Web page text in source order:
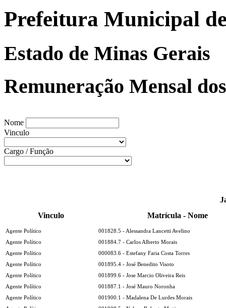
Prefeitura Municipal
Estado de Minas Gerais
Remuneração Mensal
Nome
Vinculo
Cargo / Função
Vinculo
Matrícula - Nome
Agente Político
001828.5 - Alessandra Lancetti Avelino
Agente Político
001884.7 - Carlos Alberto Morais
Agente Político
000083.6 - Estefany Faria Costa Torres
Agente Político
001895.4 - José Benedito Visoto
Agente Político
001899.6 - Jose Marcio Oliveira Reis
Agente Político
001887.1 - José Mauro Noronha
Agente Político
001900.1 - Madalena De Lurdes Morais